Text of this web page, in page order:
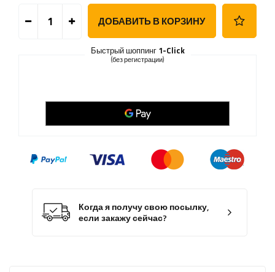
ДОБАВИТЬ В КОРЗИНУ
Быстрый шоппинг 1-Click
(без регистрации)
Когда я получу свою посылку,
если закажу сейчас?